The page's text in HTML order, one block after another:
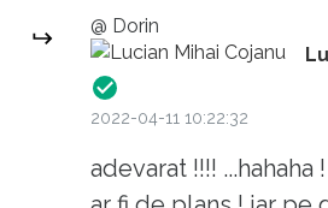
alimente?
Ce înseamnă „dressing”?
sub fuste?
Ce înseamnă „Ok”? E vorba
ținute sub cheie?
Ce înseamnă „comfort
@ Dorin
2022-04-11 10:22:32
adevarat !!!! ...hahaha